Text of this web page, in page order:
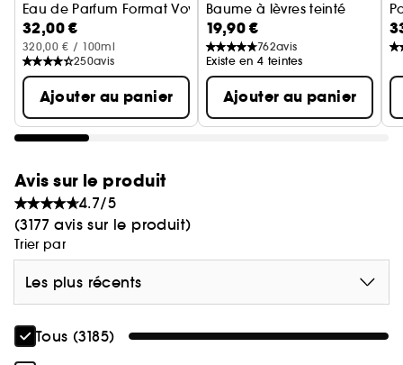
Eau de Parfum Format Voyage
32,00 €
320,00 € / 100ml
250avis
Ajouter au panier
Baume à lèvres teinté
19,90 €
762avis
Existe en 4 teintes
Ajouter au panier
Avis sur le produit
4.7/5
(3177 avis sur le produit)
Trier par
Les plus récents
Tous (3185)